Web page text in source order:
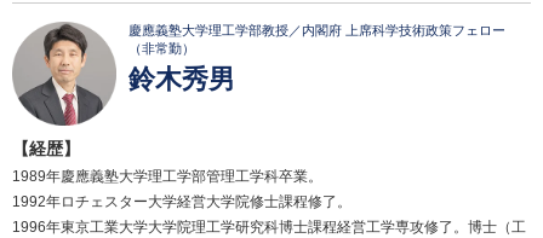
慶應義塾大学理工学部教授／内閣府 上席科学技術政策フェロー
（非常勤）
鈴木秀男
【経歴】
1989年慶應義塾大学理工学部管理工学科卒業。
1992年ロチェスター大学経営大学院修士課程修了。
1996年東京工業大学大学院理工学研究科博士課程経営工学専攻修了。博士（工